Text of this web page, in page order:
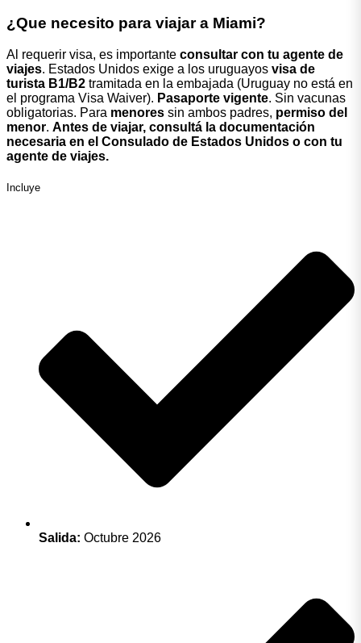
¿Que necesito para viajar a Miami?
Al requerir visa, es importante consultar con tu agente de
viajes. Estados Unidos exige a los uruguayos visa de
turista B1/B2 tramitada en la embajada (Uruguay no está en
el programa Visa Waiver). Pasaporte vigente. Sin vacunas
obligatorias. Para menores sin ambos padres, permiso del
menor. Antes de viajar, consultá la documentación
necesaria en el Consulado de Estados Unidos o con tu
agente de viajes.
Incluye
Salida: Octubre 2026